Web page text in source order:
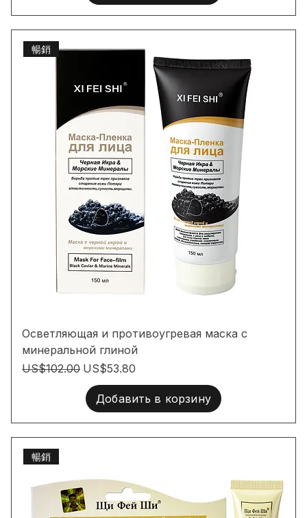
Добавить в корзину
Осветляющая и противоугревая маска с
минеральной глиной
Обычная ценаЦена со скидкой
US$53.80
Добавить в корзину